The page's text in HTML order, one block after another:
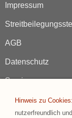
Impressum
AGB
Datenschutz
Service
Wir über uns
Hinweis zu Cookies:
nutzerfreundlich